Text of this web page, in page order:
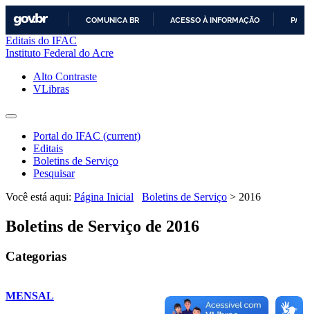
COMUNICA BR ACESSO À INFORMAÇÃO
Editais do IFAC
Instituto Federal do Acre
Alto Contraste
VLibras
Portal do IFAC (current)
Editais
Boletins de Serviço
Pesquisar
Você está aqui: Página Inicial Boletins de Serviço > 2016
Boletins de Serviço de 2016
Categorias
MENSAL